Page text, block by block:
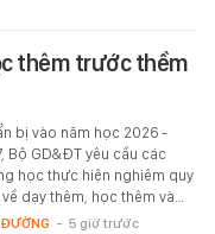
thêm trước thềm
bị vào năm học 2026 -
Bộ GD&ĐT yêu cầu các
học thực hiện nghiêm quy
dạy thêm, học thêm và…
- 5 giờ trước